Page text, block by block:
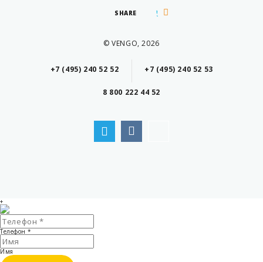
SHARE
© VENGO, 2026
+7 (495) 240 52 52 +7 (495) 240 52 53
8 800 222 44 52
+
Телефон *
Имя